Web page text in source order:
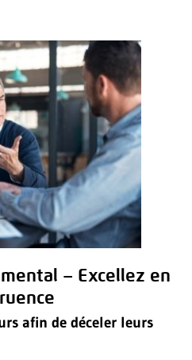
– Excellez en
afin de déceler leurs